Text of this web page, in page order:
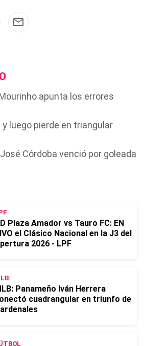
apunta los errores
y luego pierde en triangular
Córdoba venció por goleada
Plaza Amador vs Tauro FC: EN
el Clásico Nacional en la J3 del
2026 - LPF
Panameño Iván Herrera
cuadrangular en triunfo de